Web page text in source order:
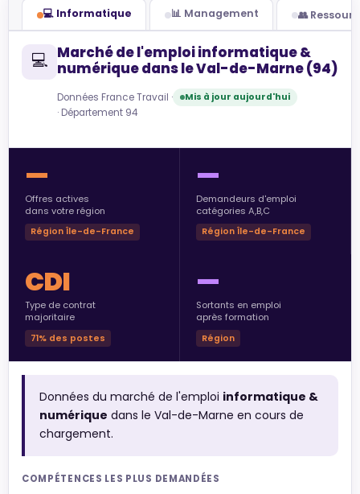
💻 Informatique 📊 Management 👥
💻 Marché de l'emploi informatique &
numérique dans le Val-de-Marne (94)
Données France Travail · Mis à jour aujourd'hui
· Département 94
—
Offres actives
dans votre région
Région Île-de-France
—
Demandeurs d'emploi
catégories A,B,C
Région Île-de-France
CDI
Type de contrat
majoritaire
71% des postes
—
Sortants en emploi
après formation
Région
Données du marché de l'emploi informatique &
numérique dans le Val-de-Marne en cours de
chargement.
COMPÉTENCES LES PLUS DEMANDÉES